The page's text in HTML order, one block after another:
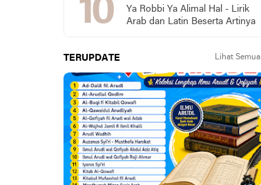
Ya Robbi Ya Alimal Hal - Lirik
Arab dan Latin Beserta Artinya
TERUPDATE Lihat Semua